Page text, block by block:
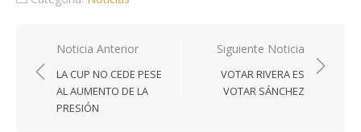
Navegación
de
entradas
Noticia Anterior
LA CUP NO CEDE PESE
AL AUMENTO DE LA
PRESIÓN
Siguiente Noticia
VOTAR RIVERA ES
VOTAR SÁNCHEZ